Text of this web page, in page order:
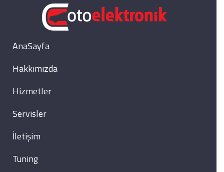
AnaSayfa
Hakkımızda
Hizmetler
Servisler
İletişim
Tuning